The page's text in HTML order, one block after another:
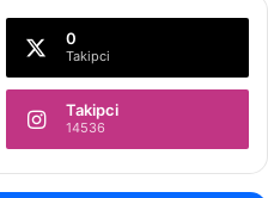
0
Takipci
Takipci
14536